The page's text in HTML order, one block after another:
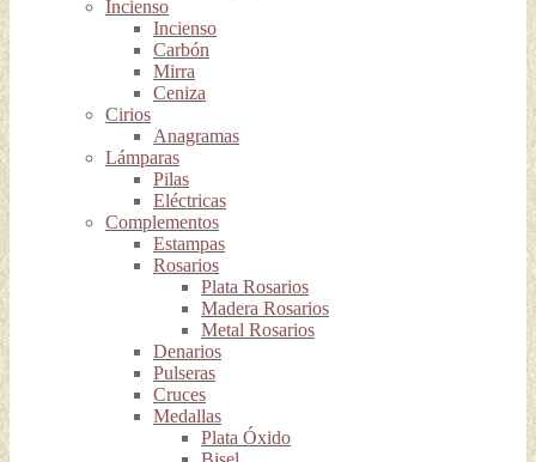
Incienso
Incienso
Carbón
Mirra
Ceniza
Cirios
Anagramas
Lámparas
Pilas
Eléctricas
Complementos
Estampas
Rosarios
Plata Rosarios
Madera Rosarios
Metal Rosarios
Denarios
Pulseras
Cruces
Medallas
Plata Óxido